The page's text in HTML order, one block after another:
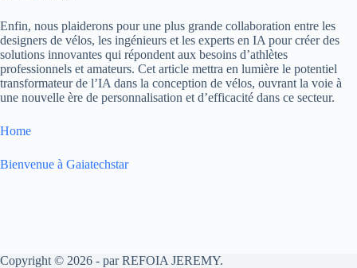
Enfin, nous plaiderons pour une plus grande collaboration entre les
designers de vélos, les ingénieurs et les experts en IA pour créer des
solutions innovantes qui répondent aux besoins d’athlètes
professionnels et amateurs. Cet article mettra en lumière le potentiel
transformateur de l’IA dans la conception de vélos, ouvrant la voie à
une nouvelle ère de personnalisation et d’efficacité dans ce secteur.
Home
Bienvenue à Gaiatechstar
Copyright © 2026 - par REFOIA JEREMY.